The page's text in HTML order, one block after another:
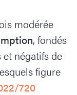
modérée
, fondés
négatifs de
figure
720